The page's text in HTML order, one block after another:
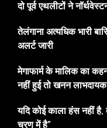
दो पूर्व एथलीटों ने
तेलंगाना अत्यधिक भारी
अलर्ट जारी
मेगाफार्म के मालिक का
नहीं हुई तो खनन
यदि कोई काला हंस नहीं
चरण में है”